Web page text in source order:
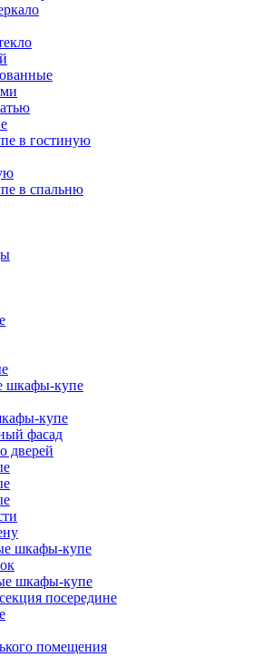
в гостиную
в спальню
шкафы-купе
купе
фасад
дверей
шкафы-купе
шкафы-купе
посередине
помещения